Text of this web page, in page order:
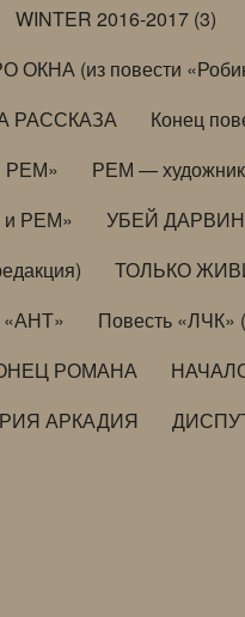
WINTER 2016-2017 (3)
ОКНА (из повести
РАССКАЗА Конец
РЕМ»
РЕМ —
и РЕМ» УБЕЙ
ТОЛЬКО
Повесть «ЛЧК»
РОМАНА
АРКАДИЯ